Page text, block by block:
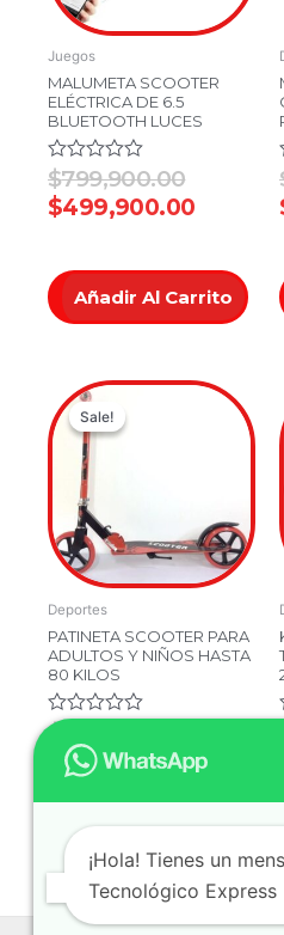
Juegos
MALUMETA SCOOTER
ELÉCTRICA DE 6.5
BLUETOOTH LUCES
Valorado
en
0
$799,900.00
$499,900.00
Añadir Al Carrito
Sale!
Sale!
Deportes
PATINETA SCOOTER PARA
ADULTOS Y NIÑOS HASTA
80 KILOS
Valorado
de
5
$
Original
price
199,900.00
Current
price
Añadir Al Carrito
¡Hola! Tienes un
Tecnológico Express